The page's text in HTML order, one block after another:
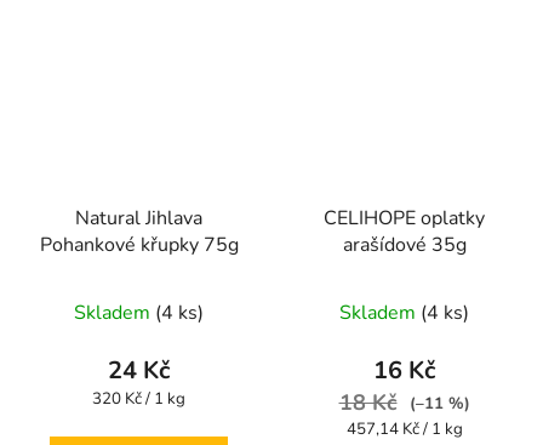
Natural Jihlava
Pohankové křupky 75g
hodnocení
produktu
je
Skladem (4 ks)
24 Kč
Měrná
320 Kč / 1 kg
CELIHOPE oplatky
arašídové 35g
hodnocení
produktu
je
5,0
Skladem (4 ks)
16 Kč
18 Kč
(–11 %)
Měrná
457,14 Kč / 1 kg